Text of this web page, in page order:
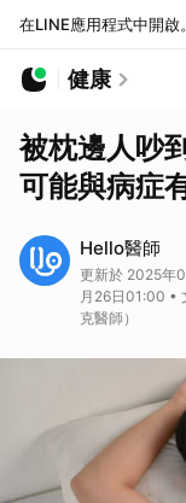
在LINE應用程式中開啟。
健康
被枕邊人吵
可能與病症
Hello醫師
更新於 2025年
月26日01:00 •
克醫師）